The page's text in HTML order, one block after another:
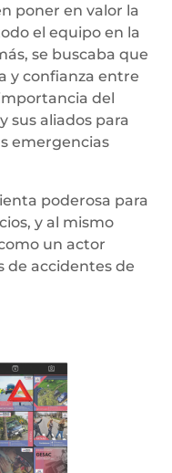
poner en valor la
el equipo en la
se buscaba que
y confianza entre
del
y sus aliados para
emergencias
poderosa para
y al mismo
un actor
de accidentes de